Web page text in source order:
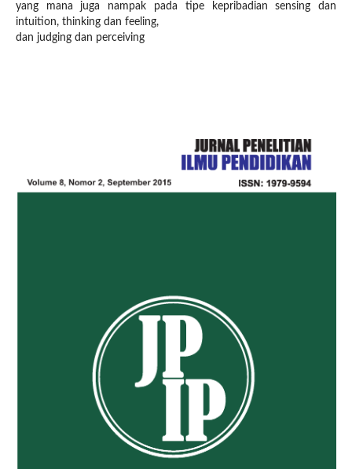
yang mana juga nampak pada tipe kepribadian sensing dan
intuition, thinking dan feeling,
dan judging dan perceiving